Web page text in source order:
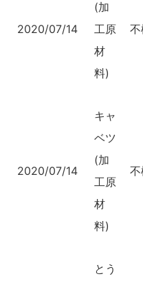
2020/07/14
(加
工原
材
料)
不
2020/07/14
キャ
ベツ
(加
工原
材
料)
不
とう